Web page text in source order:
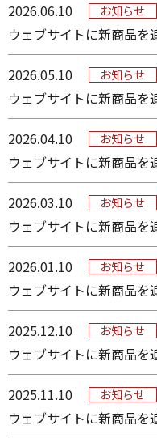
2026.06.10 お知らせ
ウェブサイトに新商品を
2026.05.10 お知らせ
ウェブサイトに新商品を
2026.04.10 お知らせ
ウェブサイトに新商品を
2026.03.10 お知らせ
ウェブサイトに新商品を
2026.01.10 お知らせ
ウェブサイトに新商品を
2025.12.10 お知らせ
ウェブサイトに新商品を
2025.11.10 お知らせ
ウェブサイトに新商品を